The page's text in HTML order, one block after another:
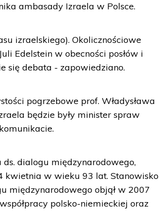
ambasady Izraela w Polsce.
izraelskiego). Okolicznościowe
Edelstein w obecności posłów i
się debata - zapowiedziano.
pogrzebowe prof. Władysława
będzie były minister spraw
ds. dialogu międzynarodowego,
kwietnia w wieku 93 lat. Stanowisko
międzynarodowego objął w 2007
polsko-niemieckiej oraz